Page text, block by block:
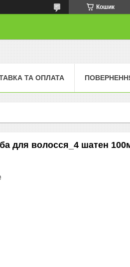
Кошик
ТА ОПЛАТА
для волосся_4 шатен